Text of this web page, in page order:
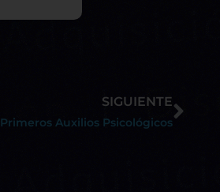
SIGUIENTE
Primeros Auxilios Psicológicos